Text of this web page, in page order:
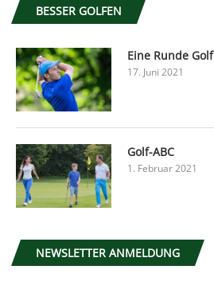
BESSER GOLFEN
Eine Runde
17. Juni 2021
Golf-ABC
1. Februar 2021
NEWSLETTER ANMELDUNG